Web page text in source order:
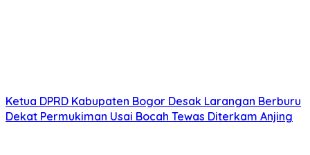
Ketua DPRD Kabupaten Bogor Desak Larangan Berburu
Dekat Permukiman Usai Bocah Tewas Diterkam Anjing